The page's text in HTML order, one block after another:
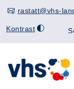
rastatt@vhs-
Kontrast